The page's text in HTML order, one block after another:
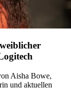
Aisha Bowe,
und aktuellen